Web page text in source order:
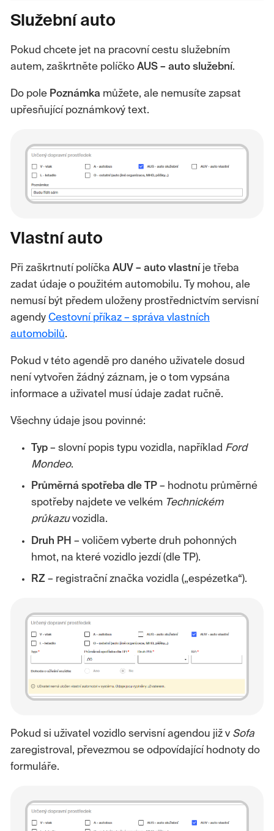
Služební auto
Pokud chcete jet na pracovní cestu služebním
autem, zaškrtněte políčko AUS – auto služební.
Do pole Poznámka můžete, ale nemusíte zapsat
upřesňující poznámkový text.
Vlastní auto
Při zaškrtnutí políčka AUV – auto vlastní je třeba
zadat údaje o použitém automobilu. Ty mohou, ale
nemusí být předem uloženy prostřednictvím servisní
agendy Cestovní příkaz – správa vlastních
automobilů.
Pokud v této agendě pro daného uživatele dosud
není vytvořen žádný záznam, je o tom vypsána
informace a uživatel musí údaje zadat ručně.
Všechny údaje jsou povinné:
Typ – slovní popis typu vozidla, například Ford
Mondeo.
Průměrná spotřeba dle TP – hodnotu průměrné
spotřeby najdete ve velkém Technickém
průkazuvozidla.
Druh PH – voličem vyberte druh pohonných
hmot, na které vozidlo jezdí (dle TP).
RZ – registrační značka vozidla („espézetka“).
Pokud si uživatel vozidlo servisní agendou již v Sofa
zaregistroval, převezmou se odpovídající hodnoty do
formuláře.